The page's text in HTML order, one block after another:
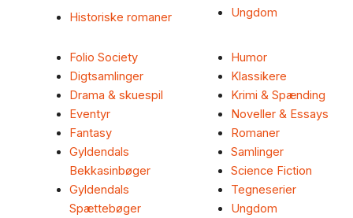
Historiske romaner Ungdom
Folio Society
Digtsamlinger
Drama & skuespil
Eventyr
Fantasy
Gyldendals
Bekkasinbøger
Gyldendals
Spættebøger
Humor
Klassikere
Krimi & Spænding
Noveller & Essays
Romaner
Samlinger
Science Fiction
Tegneserier
Ungdom